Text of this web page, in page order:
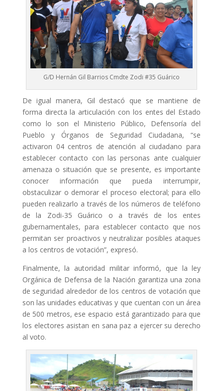
G/D Hernán Gil Barrios Cmdte Zodi #35 Guárico
De igual manera, Gil destacó que se mantiene de
forma directa la articulación con los entes del Estado
como lo son el Ministerio Público, Defensoría del
Pueblo y Órganos de Seguridad Ciudadana, “se
activaron 04 centros de atención al ciudadano para
establecer contacto con las personas ante cualquier
amenaza o situación que se presente, es importante
conocer información que pueda interrumpir,
obstaculizar o demorar el proceso electoral; para ello
pueden realizarlo a través de los números de teléfono
de la Zodi-35 Guárico o a través de los entes
gubernamentales, para establecer contacto que nos
permitan ser proactivos y neutralizar posibles ataques
a los centros de votación”, expresó.
Finalmente, la autoridad militar informó, que la ley
Orgánica de Defensa de la Nación garantiza una zona
de seguridad alrededor de los centros de votación que
son las unidades educativas y que cuentan con un área
de 500 metros, ese espacio está garantizado para que
los electores asistan en sana paz a ejercer su derecho
al voto.